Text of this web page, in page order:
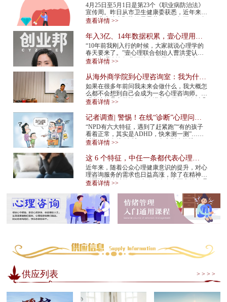
市职业人群心理咨询平台上线
4月25日至5月1日是第23个《职业病防治法》
宣传周。昨日从市卫生健康委获悉，近年来我
市职业病综合预防效果显著，2015年至2024年
2024年...
查看详情 >>
年入3亿、14年数据积累，壹心理用AI
打造心理服务行业“小怪兽”
“10年前我刚入行的时候，大家就说心理学的
春天要来了。”壹心理联合创始人曹洪雯认
为，心理咨询行业还处在“春天来临前的寒
标准...
查看详情 >>
从海外商学院到心理咨询室：我为什么
在34岁决定转行
如果在很多年前问我未来会做什么，我大概怎
么都不会想到自己会成为一名心理咨询师。我
硕士读的是商学院。后来进入大厂，也有过几
常、...
查看详情 >>
记者调查| 警惕！在线“诊断”心理问
题，越治越病！
“NPD有六大特征，遇到了赶紧跑”“有的孩子
看着正常，其实是ADHD，快来测一测”……
近期，以在线“诊断”NPD（自恋型人格障
的视频在网...
查看详情 >>
这 6 个特征，中任一条都代表心理咨
询师不靠谱！赶紧换
近年来，随着公众心理健康意识的提升，对心
理咨询服务的需求也日益高涨，除了在精神专
科医院就诊以外，很多人也会在市面上的心理
备...
查看详情 >>
供应列表 > > > >